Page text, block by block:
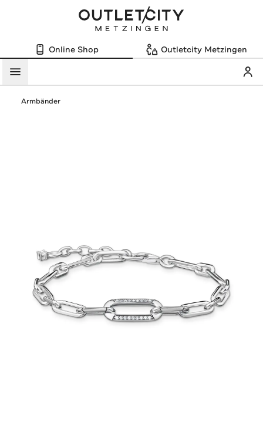
Online Shop Outletcity Metzingen
Menü
Armbänder